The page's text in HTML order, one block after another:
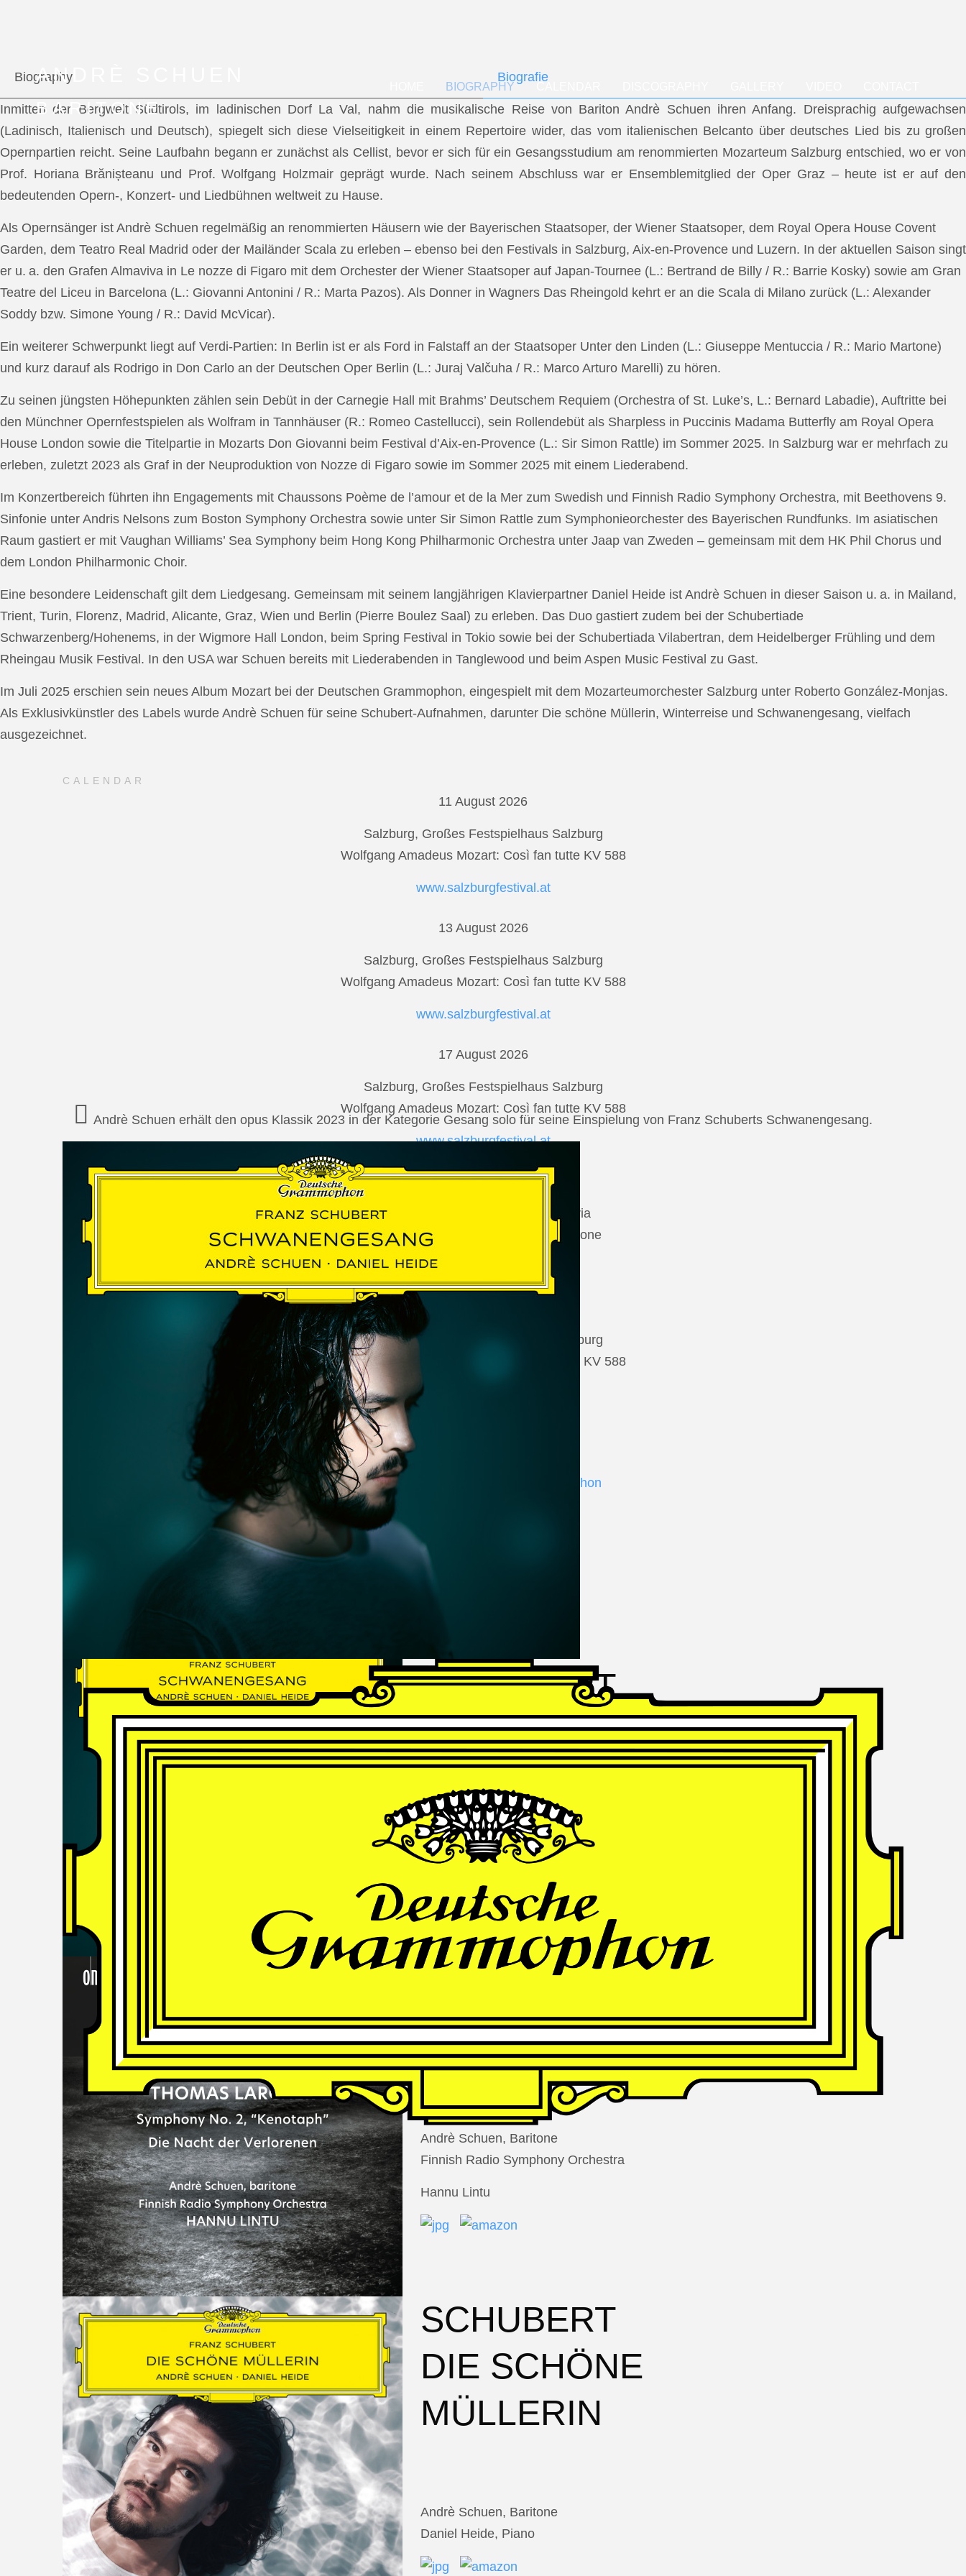
ANDRÈ SCHUEN
BARITONE
BIOGRAPHY
Biography Biografie
Inmitten der Bergwelt Südtirols, im ladinischen Dorf La Val, nahm die musikalische Reise von Bariton Andrè Schuen ihren Anfang. Dreisprachig aufgewachsen
(Ladinisch, Italienisch und Deutsch), spiegelt sich diese Vielseitigkeit in einem Repertoire wider, das vom italienischen Belcanto über deutsches Lied bis zu großen
Opernpartien reicht. Seine Laufbahn begann er zunächst als Cellist, bevor er sich für ein Gesangsstudium am renommierten Mozarteum Salzburg entschied, wo er von
Prof. Horiana Brănișteanu und Prof. Wolfgang Holzmair geprägt wurde. Nach seinem Abschluss war er Ensemblemitglied der Oper Graz – heute ist er auf den
bedeutenden Opern-, Konzert- und Liedbühnen weltweit zu Hause.
Als Opernsänger ist Andrè Schuen regelmäßig an renommierten Häusern wie der Bayerischen Staatsoper, der Wiener Staatsoper, dem Royal Opera House Covent
Garden, dem Teatro Real Madrid oder der Mailänder Scala zu erleben – ebenso bei den Festivals in Salzburg, Aix-en-Provence und Luzern. In der aktuellen Saison singt
er u. a. den Grafen Almaviva in Le nozze di Figaro mit dem Orchester der Wiener Staatsoper auf Japan-Tournee (L.: Bertrand de Billy / R.: Barrie Kosky) sowie am Gran
Teatre del Liceu in Barcelona (L.: Giovanni Antonini / R.: Marta Pazos). Als Donner in Wagners Das Rheingold kehrt er an die Scala di Milano zurück (L.: Alexander
Soddy bzw. Simone Young / R.: David McVicar).
Ein weiterer Schwerpunkt liegt auf Verdi-Partien: In Berlin ist er als Ford in Falstaff an der Staatsoper Unter den Linden (L.: Giuseppe Mentuccia / R.: Mario Martone)
und kurz darauf als Rodrigo in Don Carlo an der Deutschen Oper Berlin (L.: Juraj Valčuha / R.: Marco Arturo Marelli) zu hören.
Zu seinen jüngsten Höhepunkten zählen sein Debüt in der Carnegie Hall mit Brahms’ Deutschem Requiem (Orchestra of St. Luke’s, L.: Bernard Labadie), Auftritte bei
den Münchner Opernfestspielen als Wolfram in Tannhäuser (R.: Romeo Castellucci), sein Rollendebüt als Sharpless in Puccinis Madama Butterfly am Royal Opera
House London sowie die Titelpartie in Mozarts Don Giovanni beim Festival d’Aix-en-Provence (L.: Sir Simon Rattle) im Sommer 2025. In Salzburg war er mehrfach zu
erleben, zuletzt 2023 als Graf in der Neuproduktion von Nozze di Figaro sowie im Sommer 2025 mit einem Liederabend.
Im Konzertbereich führten ihn Engagements mit Chaussons Poème de l’amour et de la Mer zum Swedish und Finnish Radio Symphony Orchestra, mit Beethovens 9.
Sinfonie unter Andris Nelsons zum Boston Symphony Orchestra sowie unter Sir Simon Rattle zum Symphonieorchester des Bayerischen Rundfunks. Im asiatischen
Raum gastiert er mit Vaughan Williams’ Sea Symphony beim Hong Kong Philharmonic Orchestra unter Jaap van Zweden – gemeinsam mit dem HK Phil Chorus und
dem London Philharmonic Choir.
Eine besondere Leidenschaft gilt dem Liedgesang. Gemeinsam mit seinem langjährigen Klavierpartner Daniel Heide ist Andrè Schuen in dieser Saison u. a. in Mailand,
Trient, Turin, Florenz, Madrid, Alicante, Graz, Wien und Berlin (Pierre Boulez Saal) zu erleben. Das Duo gastiert zudem bei der Schubertiade
Schwarzenberg/Hohenems, in der Wigmore Hall London, beim Spring Festival in Tokio sowie bei der Schubertiada Vilabertran, dem Heidelberger Frühling und dem
Rheingau Musik Festival. In den USA war Schuen bereits mit Liederabenden in Tanglewood und beim Aspen Music Festival zu Gast.
Im Juli 2025 erschien sein neues Album Mozart bei der Deutschen Grammophon, eingespielt mit dem Mozarteumorchester Salzburg unter Roberto González-Monjas.
Als Exklusivkünstler des Labels wurde Andrè Schuen für seine Schubert-Aufnahmen, darunter Die schöne Müllerin, Winterreise und Schwanengesang, vielfach
ausgezeichnet.
CALENDAR
11 August 2026
Salzburg, Großes Festspielhaus Salzburg
Wolfgang Amadeus Mozart: Così fan tutte KV 588
www.salzburgfestival.at
13 August 2026
Salzburg, Großes Festspielhaus Salzburg
Wolfgang Amadeus Mozart: Così fan tutte KV 588
www.salzburgfestival.at
17 August 2026
Salzburg, Großes Festspielhaus Salzburg
Wolfgang Amadeus Mozart: Così fan tutte KV 588
www.salzburgfestival.at
20 August 2026
Vilabertran, Canònica de Santa Maria
Johannes Brahms: Die schöne Magelone
www.schubertiada.cat
Salzburg, Großes Festspielhaus Salzburg
Wolfgang Amadeus Mozart: Così fan tutte KV 588
www.salzburgfestival.at
Andrè Schuen at Deutsche Grammophon
SCHUBERT
Schwanengesang
Andrè Schuen, Baritone
Daniel Heide, Piano
THOMAS
LARCHER
Die Nacht der Verlorenen
Andrè Schuen, Baritone
Finnish Radio Symphony Orchestra
Hannu Lintu
SCHUBERT
DIE SCHÖNE
MÜLLERIN
Andrè Schuen, Baritone
Daniel Heide, Piano
Andrè Schuen erhält den opus Klassik 2023 in der Kategorie Gesang solo für seine Einspielung von Franz Schuberts Schwanengesang.